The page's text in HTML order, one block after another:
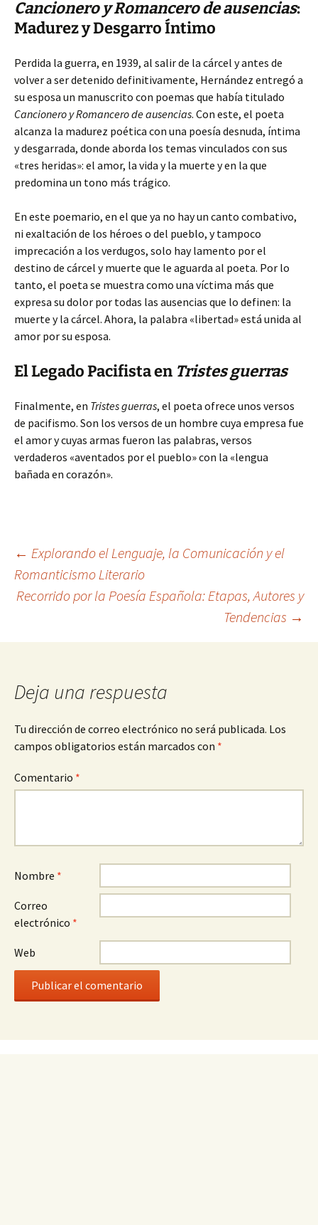
Cancionero y Romancero de ausencias:
Madurez y Desgarro Íntimo
Perdida la guerra, en 1939, al salir de la cárcel y antes de
volver a ser detenido definitivamente, Hernández entregó a
su esposa un manuscrito con poemas que había titulado
Cancionero y Romancero de ausencias. Con este, el poeta
alcanza la madurez poética con una poesía desnuda, íntima
y desgarrada, donde aborda los temas vinculados con sus
«tres heridas»: el amor, la vida y la muerte y en la que
predomina un tono más trágico.
En este poemario, en el que ya no hay un canto combativo,
ni exaltación de los héroes o del pueblo, y tampoco
imprecación a los verdugos, solo hay lamento por el
destino de cárcel y muerte que le aguarda al poeta. Por lo
tanto, el poeta se muestra como una víctima más que
expresa su dolor por todas las ausencias que lo definen: la
muerte y la cárcel. Ahora, la palabra «libertad» está unida al
amor por su esposa.
El Legado Pacifista en Tristes guerras
Finalmente, en Tristes guerras, el poeta ofrece unos versos
de pacifismo. Son los versos de un hombre cuya empresa fue
el amor y cuyas armas fueron las palabras, versos
verdaderos «aventados por el pueblo» con la «lengua
bañada en corazón».
Navegación
de
entradas
← Explorando el Lenguaje, la Comunicación y el
Romanticismo Literario
Recorrido por la Poesía Española: Etapas, Autores y
Tendencias →
Deja una respuesta
Tu dirección de correo electrónico no será publicada. Los
campos obligatorios están marcados con *
Comentario *
Nombre *
Correo
electrónico *
Web